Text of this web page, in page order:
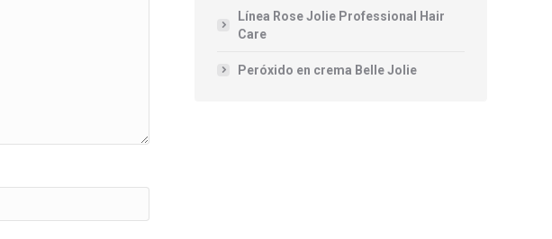
Línea Rose Jolie Professional Hair
Care
Peróxido en crema Belle Jolie